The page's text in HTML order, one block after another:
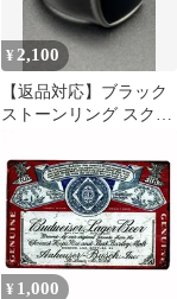
¥ 2,100
【返品対応】ブラック
ストーンリング スクエ
風 メキシカン
¥ 1,000